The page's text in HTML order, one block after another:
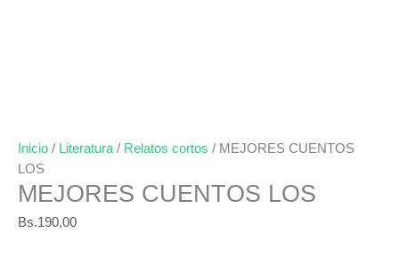
Inicio / Literatura / Relatos cortos / MEJORES CUENTOS
LOS
MEJORES CUENTOS LOS
Bs.190,00